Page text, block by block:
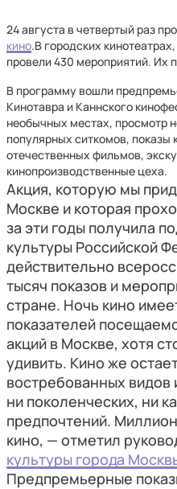
24 августа в четвертый раз
кино.В городских
провели 430 мероприятий. Их
В программу вошли
Кинотавра и Каннского
необычных местах, просмотр
популярных ситкомов, показы
отечественных фильмов,
кинопроизводственные цеха.
Акция, которую мы
Москве и которая
за эти годы получила
культуры Российской
действительно
тысяч показов и
стране. Ночь кино
показателей
акций в Москве, хотя
удивить. Кино же
востребованных видов
ни поколенческих, ни
предпочтений.
кино, — отметил
культуры города
Предпремьерные